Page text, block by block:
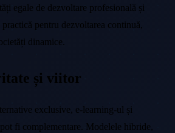
egale de dezvoltare profesională și
pentru dezvoltarea continuă,
dinamice.
și viitor
exclusive, e-learning-ul și
fi complementare. Modelele hibride,